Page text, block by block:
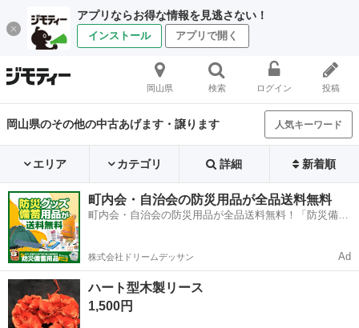
アプリならお得な情報を見逃さない！
インストール アプリで開く
岡山県 検索 ログイン 投稿
岡山県のその他の中古あげます・譲ります 人気キーワード
エリア カテゴリ 詳細 新着順
町内会・自治会の防災用品が全品送料無料
町内会・自治会の防災用品が全品送料無料！「防災備蓄
株式会社ドリームデッサン Ad
ハート型木製リース
1,500円